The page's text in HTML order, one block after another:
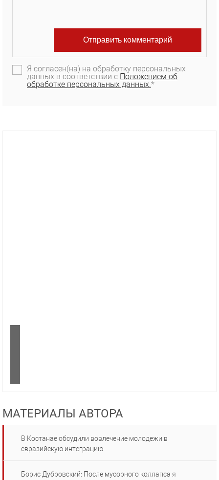
Я согласен(на) на обработку персональных
данных в соответствии с Положением об
обработке персональных данных.*
МАТЕРИАЛЫ АВТОРА
В Костанае обсудили вовлечение молодежи в
евразийскую интеграцию
Борис Дубровский: После мусорного коллапса я